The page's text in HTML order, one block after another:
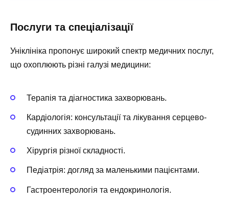
Послуги та спеціалізації
Уніклініка пропонує широкий спектр медичних послуг,
що охоплюють різні галузі медицини:
Терапія та діагностика захворювань.
Кардіологія: консультації та лікування серцево-
судинних захворювань.
Хірургія різної складності.
Педіатрія: догляд за маленькими пацієнтами.
Гастроентерологія та ендокринологія.